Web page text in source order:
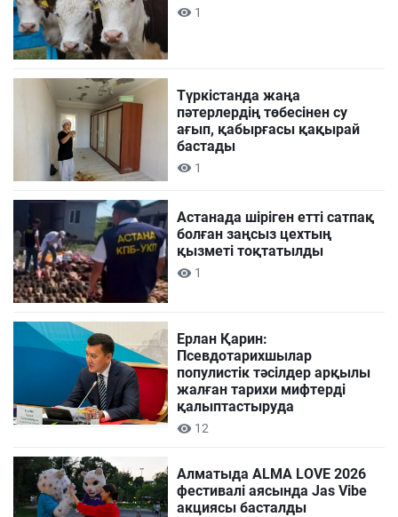
1
Түркістанда жаңа
пәтерлердің төбесінен су
ағып, қабырғасы қақырай
бастады
1
Астанада шіріген етті сатпақ
болған заңсыз цехтың
қызметі тоқтатылды
1
Ерлан Қарин:
Псевдотарихшылар
популистік тәсілдер арқылы
жалған тарихи мифтерді
қалыптастыруда
12
Алматыда ALMA LOVE 2026
фестивалі аясында Jas Vibe
акциясы басталды